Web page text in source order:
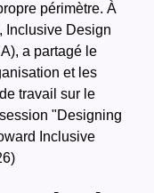
périmètre. À
Inclusive Design
a partagé le
et les
travail sur le
"Designing
Inclusive